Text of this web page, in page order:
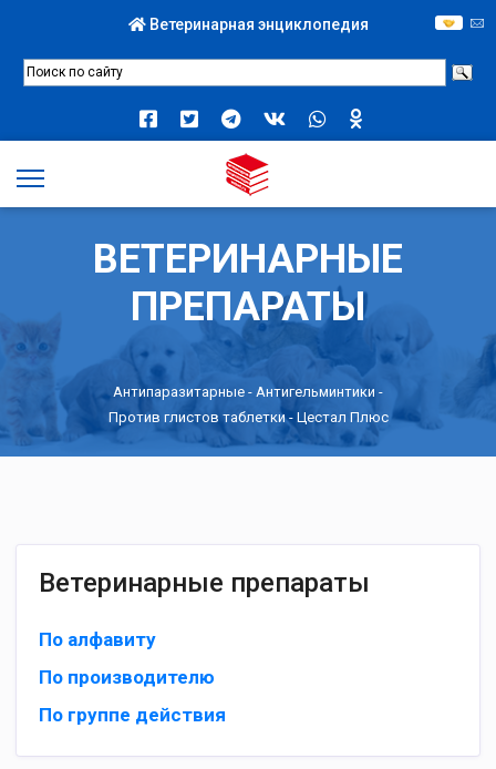
Ветеринарная энциклопедия
ВЕТЕРИНАРНЫЕ
ПРЕПАРАТЫ
Антипаразитарные - Антигельминтики -
Против глистов таблетки- Цестал Плюс
Ветеринарные препараты
По алфавиту
По производителю
По группе действия